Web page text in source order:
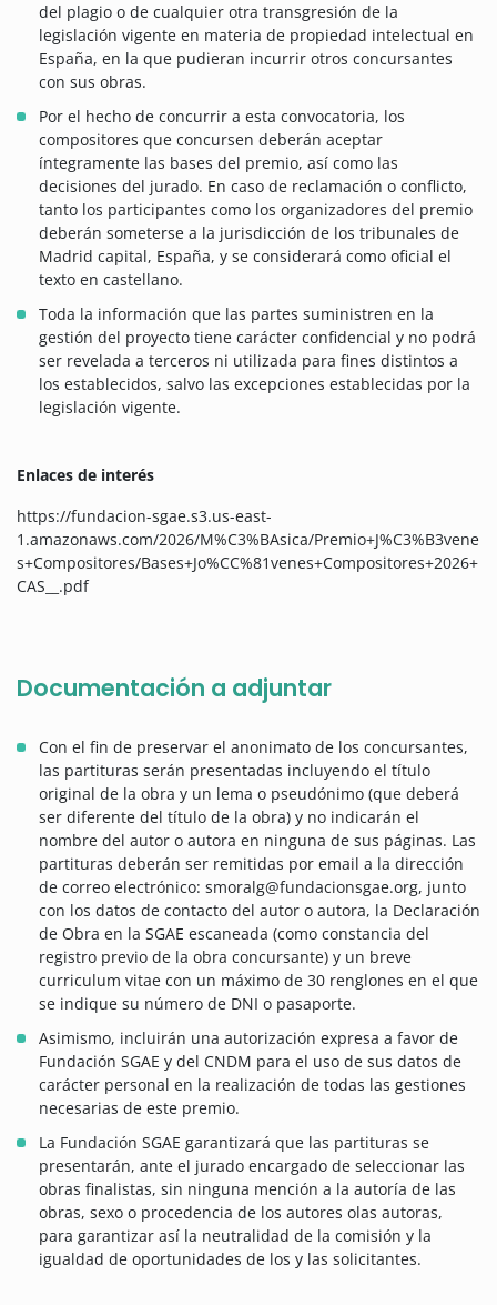
del plagio o de cualquier otra transgresión de la
legislación vigente en materia de propiedad intelectual en
España, en la que pudieran incurrir otros concursantes
con sus obras.
Por el hecho de concurrir a esta convocatoria, los
compositores que concursen deberán aceptar
íntegramente las bases del premio, así como las
decisiones del jurado. En caso de reclamación o conflicto,
tanto los participantes como los organizadores del premio
deberán someterse a la jurisdicción de los tribunales de
Madrid capital, España, y se considerará como oficial el
texto en castellano.
Toda la información que las partes suministren en la
gestión del proyecto tiene carácter confidencial y no podrá
ser revelada a terceros ni utilizada para fines distintos a
los establecidos, salvo las excepciones establecidas por la
legislación vigente.
Enlaces de interés
https://fundacion-sgae.s3.us-east-
1.amazonaws.com/2026/M%C3%BAsica/Premio+J%C3%B3vene
s+Compositores/Bases+Jo%CC%81venes+Compositores+2026+
CAS__.pdf
Documentación a adjuntar
Con el fin de preservar el anonimato de los concursantes,
las partituras serán presentadas incluyendo el título
original de la obra y un lema o pseudónimo (que deberá
ser diferente del título de la obra) y no indicarán el
nombre del autor o autora en ninguna de sus páginas. Las
partituras deberán ser remitidas por email a la dirección
de correo electrónico: smoralg@fundacionsgae.org, junto
con los datos de contacto del autor o autora, la Declaración
de Obra en la SGAE escaneada (como constancia del
registro previo de la obra concursante) y un breve
curriculum vitae con un máximo de 30 renglones en el que
se indique su número de DNI o pasaporte.
Asimismo, incluirán una autorización expresa a favor de
Fundación SGAE y del CNDM para el uso de sus datos de
carácter personal en la realización de todas las gestiones
necesarias de este premio.
La Fundación SGAE garantizará que las partituras se
presentarán, ante el jurado encargado de seleccionar las
obras finalistas, sin ninguna mención a la autoría de las
obras, sexo o procedencia de los autores olas autoras,
para garantizar así la neutralidad de la comisión y la
igualdad de oportunidades de los y las solicitantes.